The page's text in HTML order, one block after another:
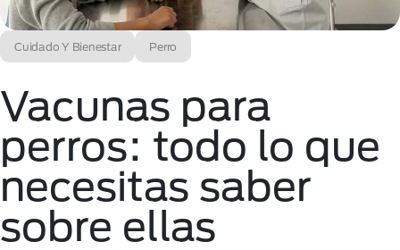
Cuidado Y Bienestar Perro
Vacunas para
perros: todo lo que
necesitas saber
sobre ellas